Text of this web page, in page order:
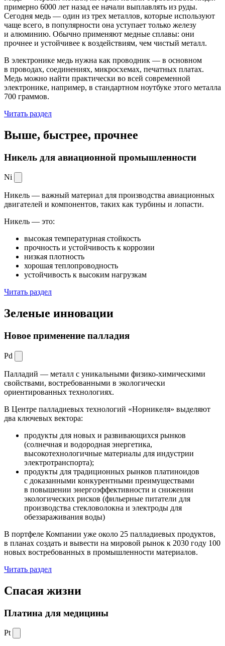
примерно 6000 лет назад ее начали выплавлять из руды.
Сегодня медь — один из трех металлов, которые используют
чаще всего, в популярности она уступает только железу
и алюминию. Обычно применяют медные сплавы: они
прочнее и устойчивее к воздействиям, чем чистый металл.
В электронике медь нужна как проводник — в основном
в проводах, соединениях, микросхемах, печатных платах.
Медь можно найти практически во всей современной
электронике, например, в стандартном ноутбуке этого металла
700 граммов.
Читать раздел
Выше, быстрее, прочнее
Никель для авиационной промышленности
Ni
Никель — важный материал для производства авиационных
двигателей и компонентов, таких как турбины и лопасти.
Никель — это:
высокая температурная стойкость
прочность и устойчивость к коррозии
низкая плотность
хорошая теплопроводность
устойчивость к высоким нагрузкам
Читать раздел
Зеленые инновации
Новое применение палладия
Pd
Палладий — металл с уникальными физико-химическими
свойствами, востребованными в экологически
ориентированных технологиях.
В Центре палладиевых технологий «Норникеля» выделяют
два ключевых вектора:
продукты для новых и развивающихся рынков
(солнечная и водородная энергетика,
высокотехнологичные материалы для индустрии
электротранспорта);
продукты для традиционных рынков платиноидов
с доказанными конкурентными преимуществами
в повышении энергоэффективности и снижении
экологических рисков (фильерные питатели для
производства стекловолокна и электроды для
обеззараживания воды)
В портфеле Компании уже около 25 палладиевых продуктов,
в планах создать и вывести на мировой рынок к 2030 году 100
новых востребованных в промышленности материалов.
Читать раздел
Спасая жизни
Платина для медицины
Pt